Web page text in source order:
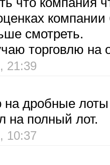
смотреть.
торговлю на
21:39
дробные
на полный лот.
10:37